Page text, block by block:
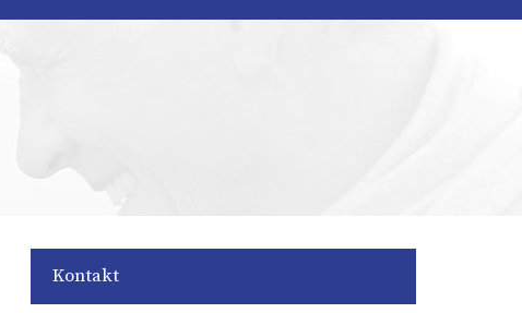
Kontakt